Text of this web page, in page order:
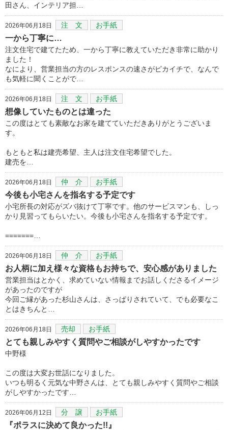
田さん、インテリア担…
2026年06月18日 注 文 お手紙
一から丁寧に…
注文住宅で建てたため、一から丁寧に教えていただき非常に助かり
ました！
なにより、営業担当の方のレスポンスの速さがピカイチで、なんで
も気軽に聞くことがで…
2026年06月18日 注 文 お手紙
想像していたものとは違った
この度はとても素敵なお家を建てていただきありがとうございま
す。
もともと私は建売希望、主人は注文住宅希望でした。
建売を…
2026年06月18日 仲 介 お手紙
今後も小宅さんを指名する予定です
小宅所長の対応がズバ抜けて丁寧です。他のサービスマンも、しっ
かり見習ってもらいたい。今後も小宅さんを指名する予定です。
=======…
2026年06月18日 仲 介 お手紙
お人柄に加え様々な資格もお持ちで、安心感がありました
営業担当はとかく、求めていない情報までお話しくださるイメージ
があったのですが
今回ご縁があった杉山さんは、さっぱりされていて、でも必要なこ
とはきちんと…
2026年06月18日 売却 お手紙
とても親しみやすく質問やご相談がしやすかったです
中野様
この度は大変お世話になりました。
いつも明るく元気な中野さんは、とても親しみやすく質問やご相談
がしやすかったです…
2026年06月12日 分 譲 お手紙
『ポラスに決めて良かった!!』